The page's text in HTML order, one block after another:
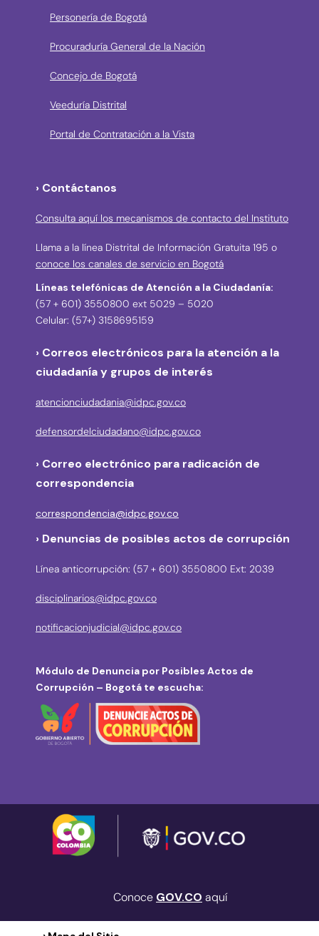
Personería de Bogotá
Procuraduría General de la Nación
Concejo de Bogotá
Veeduría Distrital
Portal de Contratación a la Vista
› Contáctanos
Consulta aquí los mecanismos de contacto del Instituto
Llama a la línea Distrital de Información Gratuita 195 o
conoce los canales de servicio en Bogotá
Líneas telefónicas de Atención a la Ciudadanía:
(57 + 601) 3550800 ext 5029 – 5020
Celular: (57+) 3158695159
› Correos electrónicos para la atención a la
ciudadanía y grupos de interés
atencionciudadania@idpc.gov.co
defensordelciudadano@idpc.gov.co
› Correo electrónico para radicación de
correspondencia
correspondencia@idpc.gov.co
› Denuncias de posibles actos de corrupción
Línea anticorrupción: (57 + 601) 3550800 Ext: 2039
disciplinarios@idpc.gov.co
notificacionjudicial@idpc.gov.co
Módulo de Denuncia por Posibles Actos de
Corrupción – Bogotá te escucha:
Conoce GOV.CO aquí